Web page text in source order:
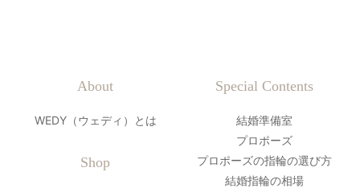
About
WEDY（ウェディ）とは
Shop
Special Contents
結婚準備室
プロポーズ
プロポーズの指輪の選び方
結婚指輪の相場